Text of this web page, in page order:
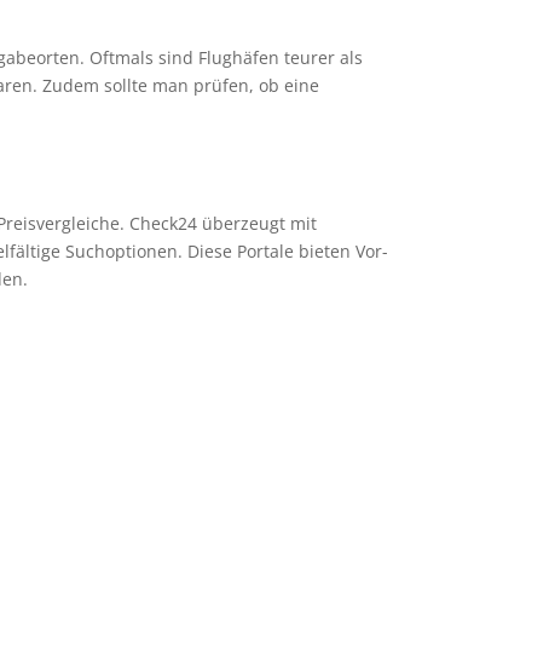
Oftmals sind Flughäfen teurer als
Zudem sollte man prüfen, ob eine
Check24 überzeugt mit
Suchoptionen. Diese Portale bieten Vor-